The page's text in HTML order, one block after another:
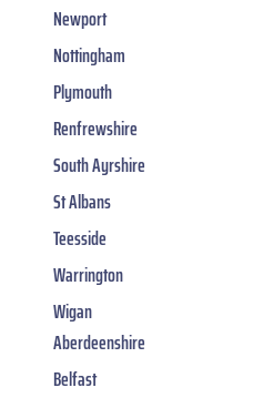
Newport
Nottingham
Plymouth
Renfrewshire
South Ayrshire
St Albans
Teesside
Warrington
Wigan
Aberdeenshire
Belfast